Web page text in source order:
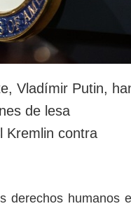
Vladímir Putin,
de lesa
Kremlin contra
derechos humanos